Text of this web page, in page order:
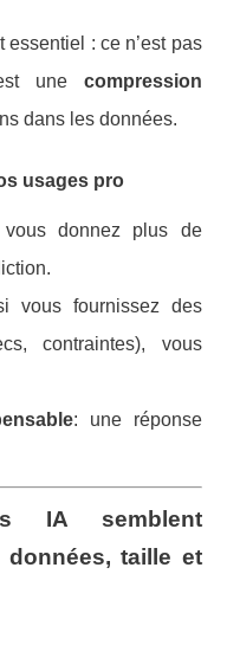
: ce n’est pas
une compression
dans les données.
usages pro
donnez plus de
vous fournissez des
contraintes), vous
: une réponse
IA semblent
données, taille et